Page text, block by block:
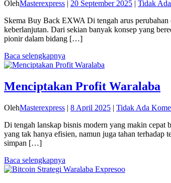
OlehMasterexpress | 20 September 2025 | Tidak
Skema Buy Back EXWA Di tengah arus
keberlanjutan. Dari sekian banyak konsep yang
pionir dalam bidang […]
Baca selengkapnya
Menciptakan Profit Waralaba
OlehMasterexpress | 8 April 2025 | Tidak Ada
Di tengah lanskap bisnis modern yang makin cepat
yang tak hanya efisien, namun juga tahan
simpan […]
Baca selengkapnya